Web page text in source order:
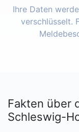
Ihre Daten
verschlüsselt.
Fakten über
Schleswig-